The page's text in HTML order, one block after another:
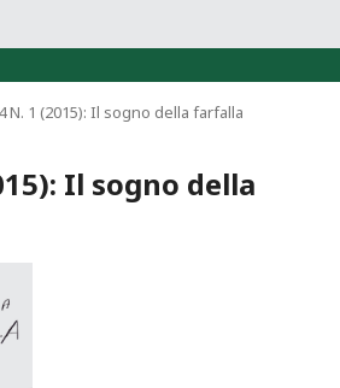
N. 1 (2015): Il sogno della farfalla
Il sogno della